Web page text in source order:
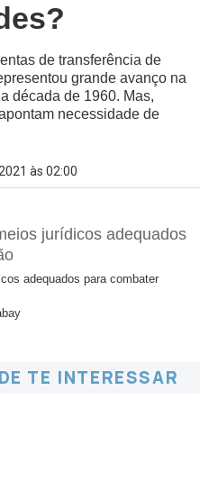
de transferência de
grande avanço na
década de 1960. Mas,
necessidade de
às 02:00
adequados para combater
TE INTERESSAR